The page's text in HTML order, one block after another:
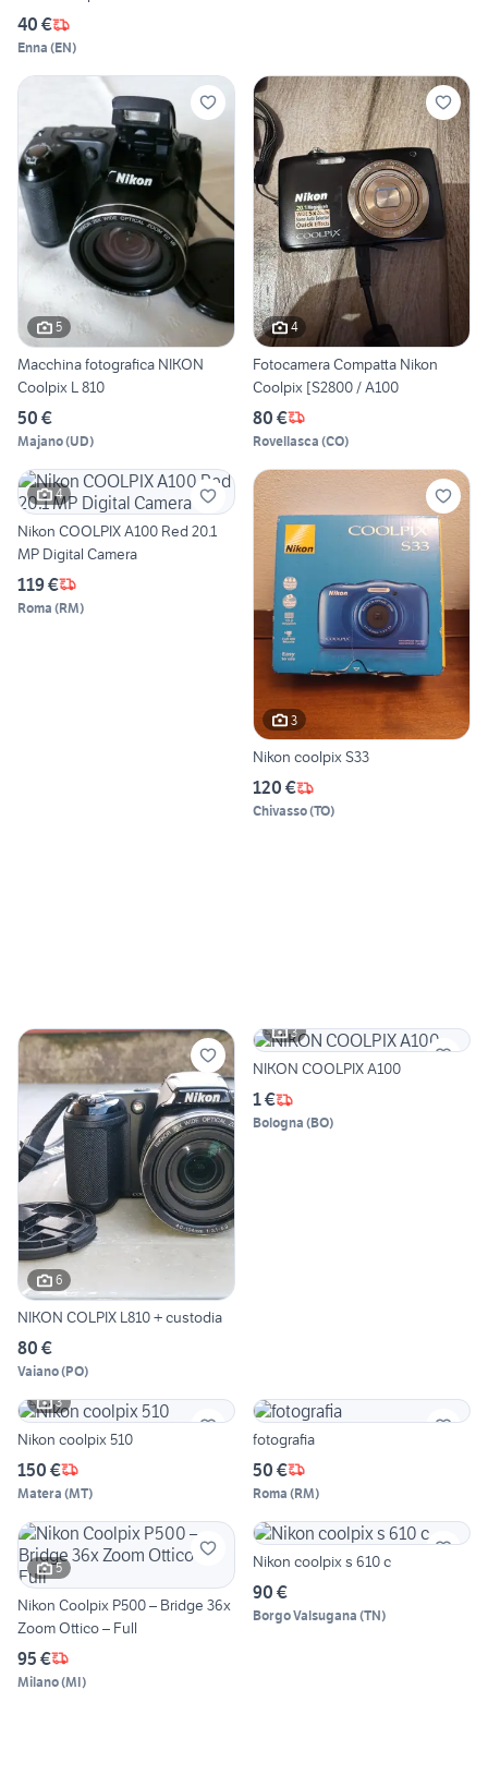
40 €
Enna (EN)
5
Macchina fotografica NIKON
Coolpix L 810
50 €
Majano(UD)
4
Fotocamera Compatta Nikon
Coolpix [S2800 / A100
80 €
Rovellasca (CO)
4
Nikon COOLPIX A100 Red 20.1
MP Digital Camera
119 €
Roma (RM)
3
Nikon coolpix S33
120 €
Chivasso(TO)
6
NIKON COLPIX L810 + custodia
80 €
Vaiano(PO)
3
NIKON COOLPIX A100
1 €
Bologna (BO)
3
Nikon coolpix 510
150 €
Matera (MT)
fotografia
50 €
Roma (RM)
5
Nikon Coolpix P500 – Bridge 36x
Zoom Ottico – Full
95 €
Milano(MI)
Nikon coolpix s 610 c
90 €
Borgo Valsugana (TN)